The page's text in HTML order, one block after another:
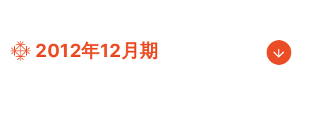
2012年12月期